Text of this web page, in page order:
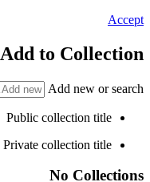
Accept
Add to Collection
Add new or search
Public collection title
Private collection title
No Collections